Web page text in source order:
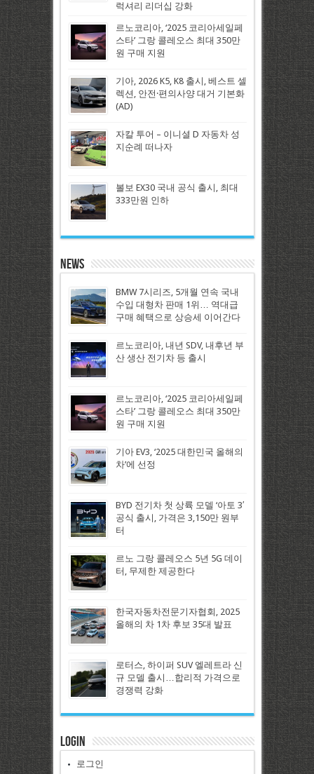
럭셔리 리더십 강화
르노코리아, ‘2025 코리아세일페
스타’ 그랑 콜레오스 최대 350만
원 구매 지원
기아, 2026 K5, K8 출시, 베스트 셀
렉션, 안전·편의사양 대거 기본화
(AD)
자칼 투어 – 이니셜 D 자동차 성
지순례 떠나자
볼보 EX30 국내 공식 출시, 최대
333만원 인하
News
BMW 7시리즈, 5개월 연속 국내
수입 대형차 판매 1위… 역대급
구매 혜택으로 상승세 이어간다
르노코리아, 내년 SDV, 내후년 부
산 생산 전기차 등 출시
르노코리아, ‘2025 코리아세일페
스타’ 그랑 콜레오스 최대 350만
원 구매 지원
기아 EV3, ‘2025 대한민국 올해의
차’에 선정
BYD 전기차 첫 상륙 모델 ‘아토 3′
공식 출시, 가격은 3,150만 원부
터
르노 그랑 콜레오스 5년 5G 데이
터, 무제한 제공한다
한국자동차전문기자협회, 2025
올해의 차 1차 후보 35대 발표
로터스, 하이퍼 SUV 엘레트라 신
규 모델 출시…합리적 가격으로
경쟁력 강화
Login
로그인